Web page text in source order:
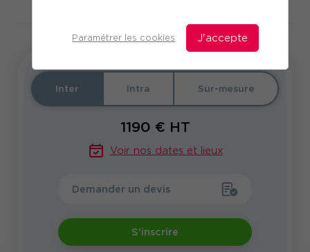
Paramétrer les cookies J'accepte
Inter Intra Sur-mesure
1190 € HT
Voir nos dates et lieux
Demander un devis
S'inscrire